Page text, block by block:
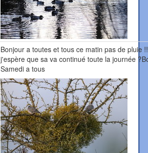
Bonjour a toutes et tous ce matin pas de pluie !!
j'espère que sa va continué toute la journée
Samedi a tous